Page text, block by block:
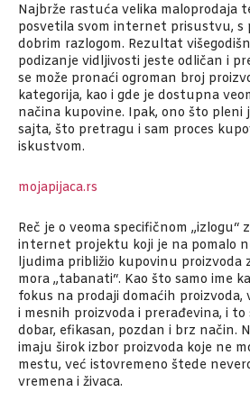
Najbrže rastuća velika maloprodaja
posvetila svom internet prisustvu, s
dobrim razlogom. Rezultat
podizanje vidljivosti jeste odličan i
se može pronaći ogroman broj
kategorija, kao i gde je dostupna
načina kupovine. Ipak, ono što pleni
sajta, što pretragu i sam proces
iskustvom.
mojapijaca.rs
Reč je o veoma specifičnom „izlogu“
internet projektu koji je na pomalo
ljudima približio kupovinu proizvoda
mora „tabanati“. Kao što samo ime
fokus na prodaji domaćih proizvoda,
i mesnih proizvoda i prerađevina, i to
dobar, efikasan, pozdan i brz način.
imaju širok izbor proizvoda koje ne
mestu, već istovremeno štede
vremena i živaca.